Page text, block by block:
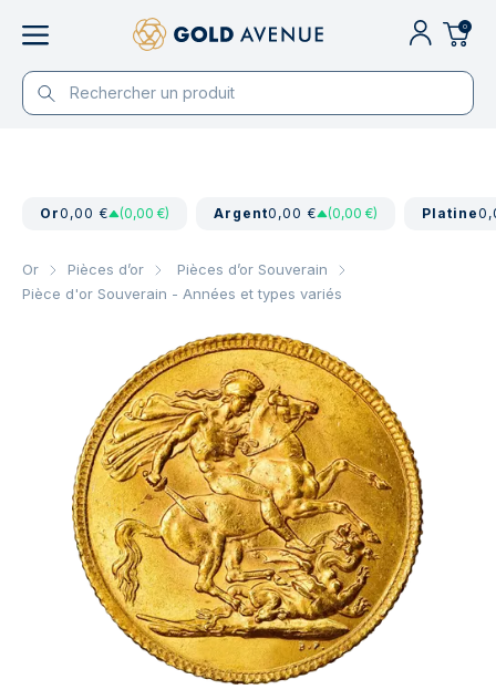
0
Or0,00 € (0,00 €) Argent0,00 € (0,00 €) Platine
Or Pièces d’or
Pièces d’or Souverain
Pièce d'or Souverain - Années et types variés